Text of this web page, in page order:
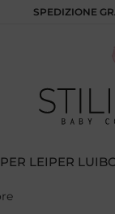
SPEDIZIONE
PER LEIPER LUI